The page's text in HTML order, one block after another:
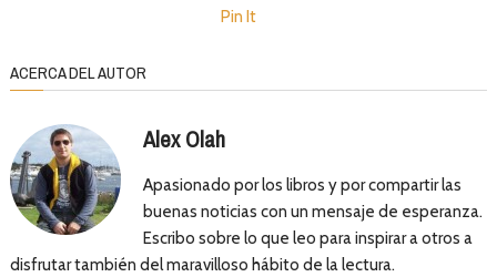
Pin It
ACERCA DEL AUTOR
Alex Olah
Apasionado por los libros y por compartir las
buenas noticias con un mensaje de esperanza.
Escribo sobre lo que leo para inspirar a otros a
disfrutar también del maravilloso hábito de la lectura.